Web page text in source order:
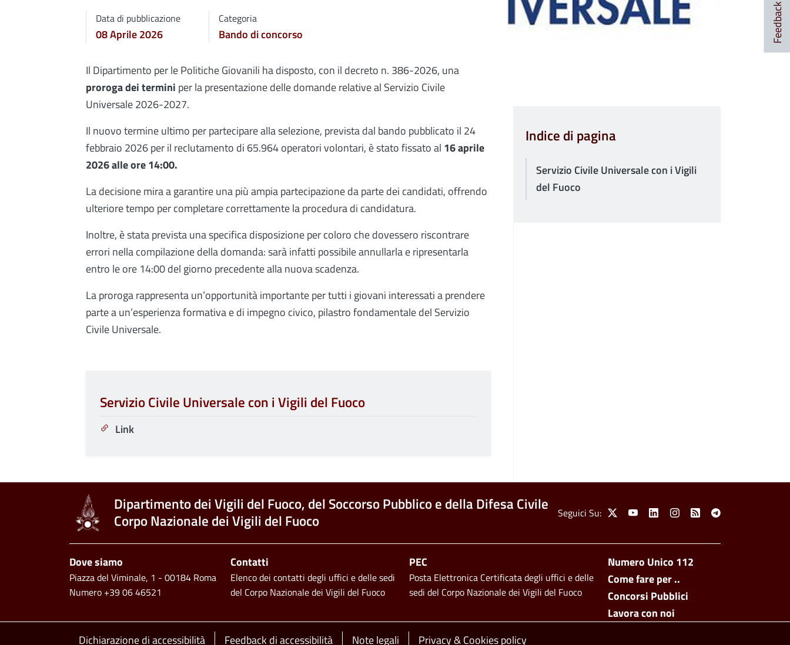
Data di pubblicazione
08 Aprile 2026
Categoria
Bando di concorso
Il Dipartimento per le Politiche Giovanili ha disposto, con il decreto n. 386-2026, una
proroga dei termini per la presentazione delle domande relative al Servizio Civile
Universale 2026-2027.
Il nuovo termine ultimo per partecipare alla selezione, prevista dal bando pubblicato il 24
febbraio 2026 per il reclutamento di 65.964 operatori volontari, è stato fissato al 16 aprile
2026 alle ore 14:00.
La decisione mira a garantire una più ampia partecipazione da parte dei candidati, offrendo
ulteriore tempo per completare correttamente la procedura di candidatura.
Inoltre, è stata prevista una specifica disposizione per coloro che dovessero riscontrare
errori nella compilazione della domanda: sarà infatti possibile annullarla e ripresentarla
entro le ore 14:00 del giorno precedente alla nuova scadenza.
La proroga rappresenta un’opportunità importante per tutti i giovani interessati a prendere
parte a un’esperienza formativa e di impegno civico, pilastro fondamentale del Servizio
Civile Universale.
Servizio Civile Universale con i Vigili del Fuoco
Link
Indice di pagina
Servizio Civile Universale con i Vigili
del Fuoco
Feedback
Dipartimento dei Vigili del Fuoco, del Soccorso Pubblico e della Difesa Civile
Corpo Nazionale dei Vigili del Fuoco
Social Menu
Seguici Su: X YoutubeLinkedinInstagram
Feed Telegram
Footer side
Numero Unico 112
Come fare per ..
Concorsi Pubblici
Lavora con noi
Footer
Dove siamo
Piazza del Viminale, 1 - 00184 Roma
Numero +39 06 46521
Contatti
Elenco dei contatti degli uffici e delle sedi
del Corpo Nazionale dei Vigili del Fuoco
PEC
Posta Elettronica Certificata degli uffici e delle
sedi del Corpo Nazionale dei Vigili del Fuoco
Dichiarazione di accessibilità Feedback di accessibilità Note legali Privacy & Cookies policy